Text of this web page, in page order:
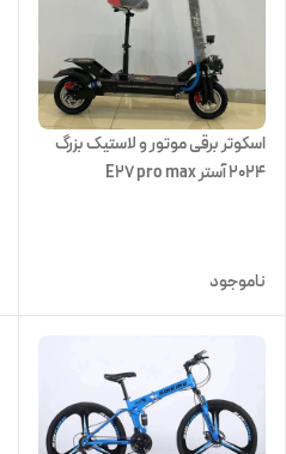
اسکوتر برقی موتور و لاستیک بزرگ
2024 آستر E27 pro max
ناموجود